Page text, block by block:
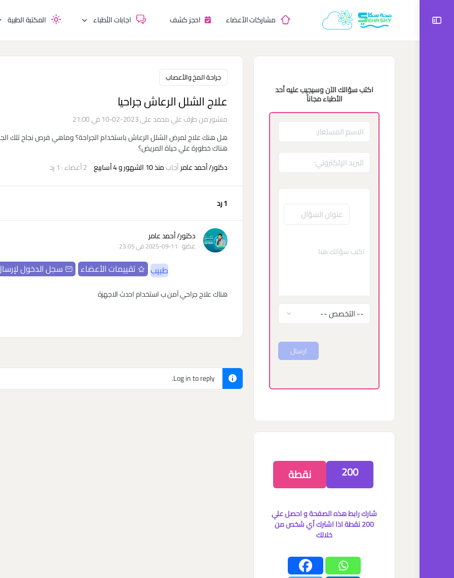
مشاركات الأعضاء احجز كشف اجابات الأطباء المكتبة الطبية
اكتب سؤالك الآن وسيجيب عليه أحد
الأطباء مجاناً
ارسال
200 نقطة
شارك رابط هذه الصفحة و احصل علي
200 نقطة اذا اشترك أي شخص من
خلالك
جراحة المخ والأعصاب
علاج الشلل الرعاش جراحيا
منشور من طرفعلي محمدعلى 2023-02-10 في 21:00
هل هنك علاج لمرض الشلل الرعاش باستخدام الجراحة؟ وماهي فرص نجاح تلك
هناك خطورة علي حياة المريض؟
دكتور/ أحمد عامرأجابمنذ 10 الشهور و 4 أسابيع 2 أعضاء ·1 رد
1 رد
دكتور/ أحمد عامر
عضو 2025-09-11 في 23:05
طبيب تقييمات الأعضاء سجل الدخول
هناك علاج جراحي آمن ب استخدام احدث الاجهزة
Log in to reply.